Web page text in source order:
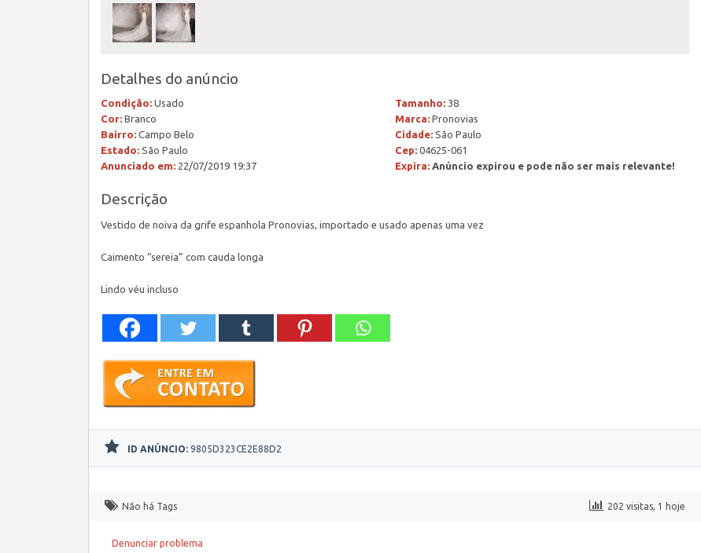
Detalhes do anúncio
Condição: Usado Tamanho: 38
Cor: Branco Marca: Pronovias
Bairro: Campo Belo Cidade: São Paulo
Estado: São Paulo Cep: 04625-061
Anunciado em: 22/07/2019 19:37 Expira: Anúncio expirou e pode não ser mais relevante!
Descrição
Vestido de noiva da grife espanhola Pronovias, importado e usado apenas uma vez
Caimento “sereia” com cauda longa
Lindo véu incluso
ID ANÚNCIO: 9805D323CE2E88D2
Não há Tags 202 visitas, 1 hoje
Denunciar problema